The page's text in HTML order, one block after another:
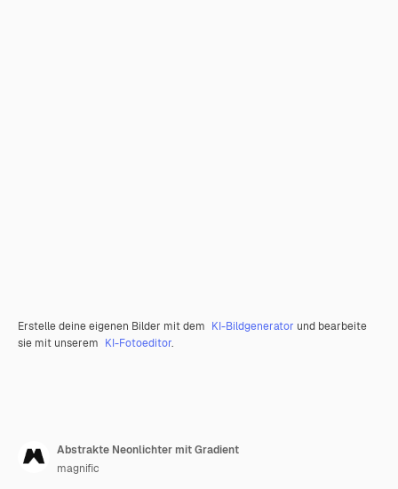
Erstelle deine eigenen Bilder mit dem KI-Bildgenerator und bearbeite
sie mit unserem KI-Fotoeditor.
Abstrakte Neonlichter mit Gradient
magnific